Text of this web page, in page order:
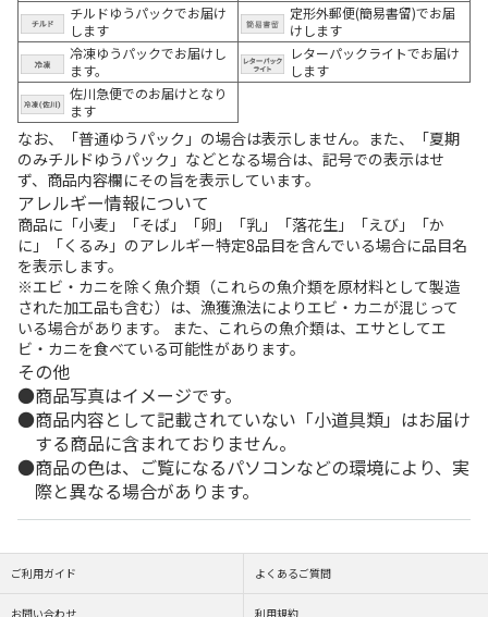
チルドゆうパックでお届け
します
定形外郵便(簡易書留)でお届
けします
冷凍ゆうパックでお届けし
ます。
レターパックライトでお届け
します
佐川急便でのお届けとなり
ます
なお、「普通ゆうパック」の場合は表示しません。また、「夏期
のみチルドゆうパック」などとなる場合は、記号での表示はせ
ず、商品内容欄にその旨を表示しています。
アレルギー情報について
商品に「小麦」「そば」「卵」「乳」「落花生」「えび」「か
に」「くるみ」のアレルギー特定8品目を含んでいる場合に品目名
を表示します。
※エビ・カニを除く魚介類（これらの魚介類を原材料として製造
された加工品も含む）は、漁獲漁法によりエビ・カニが混じって
いる場合があります。 また、これらの魚介類は、エサとしてエ
ビ・カニを食べている可能性があります。
その他
商品写真はイメージです。
商品内容として記載されていない「小道具類」はお届け
する商品に含まれておりません。
商品の色は、ご覧になるパソコンなどの環境により、実
際と異なる場合があります。
ご利用ガイド よくあるご質問
お問い合わせ 利用規約